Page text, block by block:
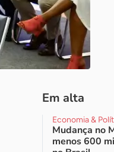
Em alta
Economia &
Mudança no
menos 600